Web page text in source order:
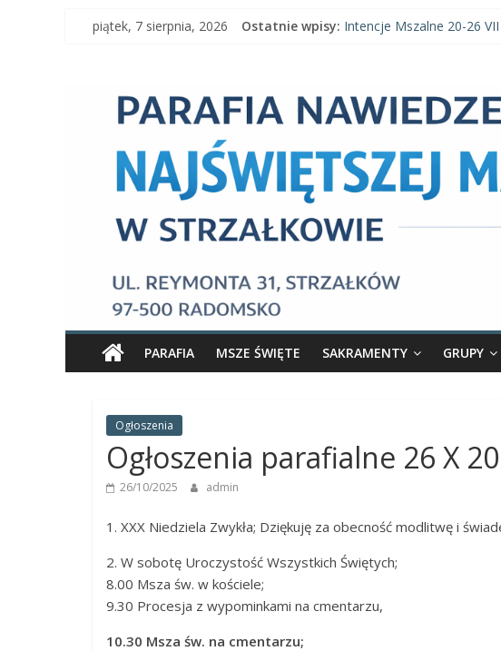
Skippiątek, 7 sierpnia, 2026 Ostatnie wpisy: Intencje Mszalne 20-26
Ogłoszenia parafialne 26
Parafia
Nawiedzenia
Najświętszej
Maryi
Panny
Parafia
Nawiedzenia
Najświętszej
Strzałkowie
PARAFIA MSZE ŚWIĘTE SAKRAMENTY GRUPY
Ogłoszenia
Ogłoszenia parafialne 26 X
26/10/2025 admin
1. XXX Niedziela Zwykła; Dziękuję za obecność modlitwę i
2. W sobotę Uroczystość Wszystkich Świętych;
8.00 Msza św. w kościele;
9.30 Procesja z wypominkami na cmentarzu,
10.30 Msza św. na cmentarzu;